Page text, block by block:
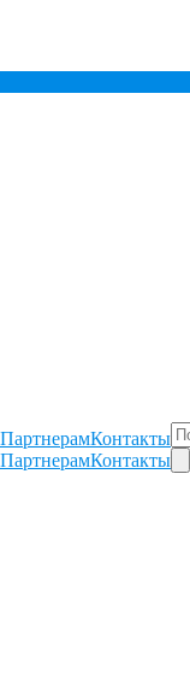
Партнерам
Партнерам
Контакты
Контакты